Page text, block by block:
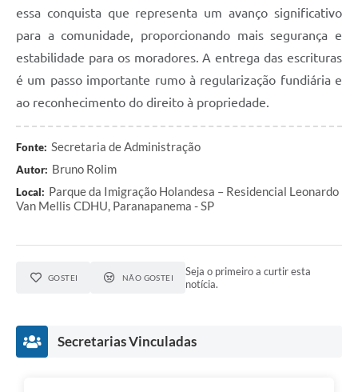
essa conquista que representa um avanço significativo
para a comunidade, proporcionando mais segurança e
estabilidade para os moradores. A entrega das escrituras
é um passo importante rumo à regularização fundiária e
ao reconhecimento do direito à propriedade.
Fonte: Secretaria de Administração
Autor: Bruno Rolim
Local: Parque da Imigração Holandesa – Residencial Leonardo
Van Mellis CDHU, Paranapanema - SP
GOSTEI NÃO GOSTEI
Seja o primeiro a curtir esta
notícia.
Secretarias Vinculadas